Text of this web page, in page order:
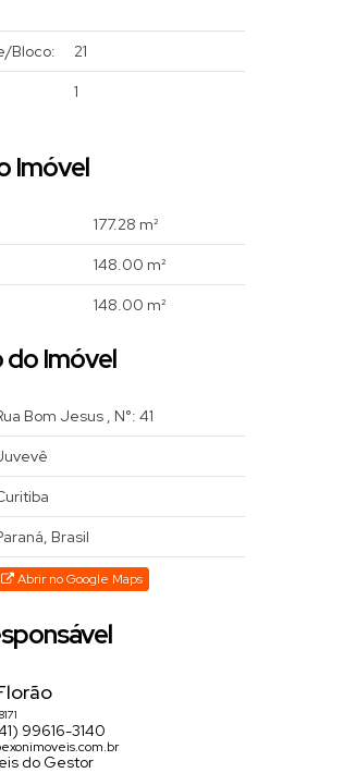
Bloco: 21
1
Imóvel
177.28 m²
148.00 m²
148.00 m²
do Imóvel
Bom Jesus , N°: 41
Brasil
Abrir no Google Maps
99616-3140
do Gestor